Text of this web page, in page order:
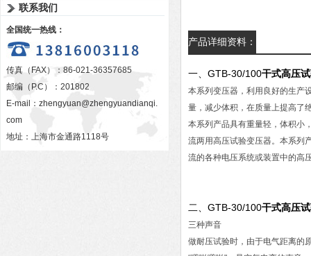
联系我们
全国统一热线：
传真（FAX）：86-021-36357685
邮编（P.C）：201802
E-mail： zhengyuan@zhengyuandianqi.
com
地址：上海市金通路1118号
产品详细资料：
一、 GTB-30/100干式高压
本系列变压器，利用良好的生产
量，减少体积，在质量上提高了
本系列产品具有重量轻，体积小
流两用高压试验变压器。本系列
流的各种电压系统或装置中的高
二、 GTB-30/100干式高压
三种声音
做耐压试验时，由于电气距离的